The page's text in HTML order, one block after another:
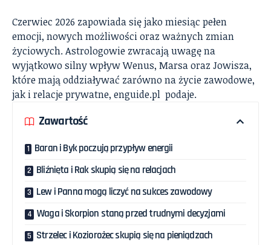
Czerwiec 2026 zapowiada się jako miesiąc pełen
emocji, nowych możliwości oraz ważnych zmian
życiowych. Astrologowie zwracają uwagę na
wyjątkowo silny wpływ Wenus, Marsa oraz Jowisza,
które mają oddziaływać zarówno na życie zawodowe,
jak i relacje prywatne, enguide.pl podaje.
Zawartość
Baran i Byk poczują przypływ energii
Bliźnięta i Rak skupią się na relacjach
Lew i Panna mogą liczyć na sukces zawodowy
Waga i Skorpion staną przed trudnymi decyzjami
Strzelec i Koziorożec skupią się na pieniądzach